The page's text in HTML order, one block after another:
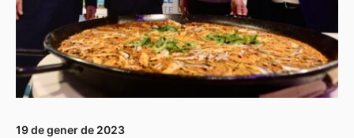
19 de gener de 2023